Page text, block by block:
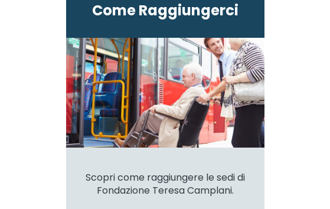
Come Raggiungerci
Scopri come raggiungere le sedi di
Fondazione Teresa Camplani.